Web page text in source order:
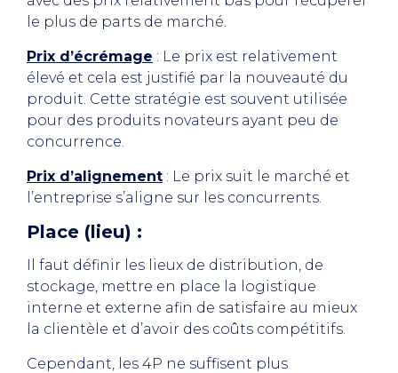
le plus de parts de marché.
Prix d’écrémage : Le prix est relativement
élevé et cela est justifié par la nouveauté du
produit. Cette stratégie est souvent utilisée
pour des produits novateurs ayant peu de
concurrence.
Prix d’alignement : Le prix suit le marché et
l’entreprise s’aligne sur les concurrents.
Place (lieu) :
Il faut définir les lieux de distribution, de
stockage, mettre en place la logistique
interne et externe afin de satisfaire au mieux
la clientèle et d’avoir des coûts compétitifs.
Cependant, les 4P ne suffisent plus